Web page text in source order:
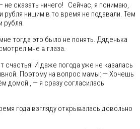
не сказать ничего! Сейчас, я понимаю,
рубля нищим в то время не подавали. Тем
рубля.
тогда это было не понять. Дяденька
мне в глаза.
счастья! И даже погода уже не казалась
Поэтому на вопрос мамы: — Хочешь
домой , — я сразу согласилась
года взгляду открывалась довольно